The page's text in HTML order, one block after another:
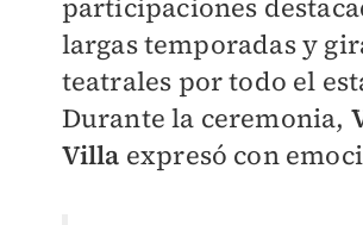
participaciones
largas temporadas y
teatrales por todo el
Durante la ceremonia,
Villa expresó con